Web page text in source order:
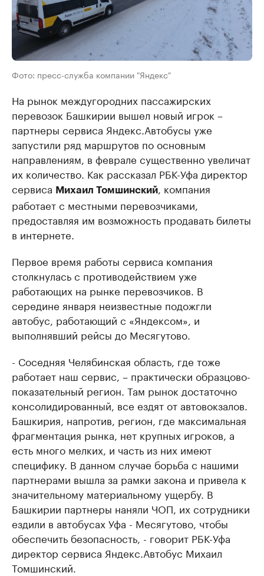
Фото: пресс-служба компании "Яндекс"
На рынок междугородних пассажирских
перевозок Башкирии вышел новый игрок –
партнеры сервиса Яндекс.Автобусы уже
запустили ряд маршрутов по основным
направлениям, в феврале существенно увеличат
их количество. Как рассказал РБК-Уфа директор
сервиса Михаил Томшинский, компания
работает с местными перевозчиками,
предоставляя им возможность продавать билеты
в интернете.
Первое время работы сервиса компания
столкнулась с противодействием уже
работающих на рынке перевозчиков. В
середине января неизвестные подожгли
автобус, работающий с «Яндексом», и
выполнявший рейсы до Месягутово.
- Соседняя Челябинская область, где тоже
работает наш сервис, – практически образцово-
показательный регион. Там рынок достаточно
консолидированный, все ездят от автовокзалов.
Башкирия, напротив, регион, где максимальная
фрагментация рынка, нет крупных игроков, а
есть много мелких, и часть из них имеют
специфику. В данном случае борьба с нашими
партнерами вышла за рамки закона и привела к
значительному материальному ущербу. В
Башкирии партнеры наняли ЧОП, их сотрудники
ездили в автобусах Уфа - Месягутово, чтобы
обеспечить безопасность, - говорит РБК-Уфа
директор сервиса Яндекс.Автобус Михаил
Томшинский.